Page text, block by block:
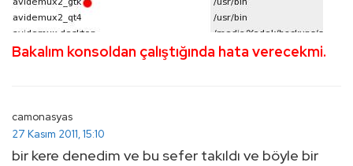
Bakalım konsoldan çalıştığında hata verecekmi.
camonasyas
27 Kasım 2011, 15:10
bir kere denedim ve bu sefer takıldı ve böyle bir